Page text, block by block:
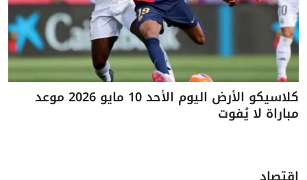
كلاسيكو الأرض اليوم الأحد 10 مايو 2026 موعد
مباراة لا يُفوت